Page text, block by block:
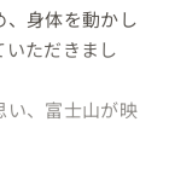
身体を動かし
ただきまし
い、富士山が映